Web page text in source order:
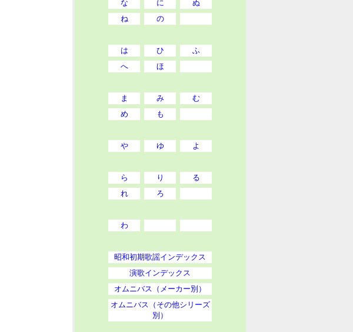
な に
ぬ
ね
の
は ひ
ふ
へ
ほ
ま み
む
め
も
や ゆ よ
ら り
る
れ
ろ
わ
昭和初期歌謡インデックス
演歌インデックス
オムニバス（メーカー別）
オムニバス（その他シリーズ
別）